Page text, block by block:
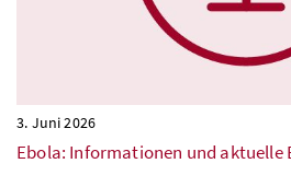
3. Juni 2026
Ebola: Informationen und aktuelle